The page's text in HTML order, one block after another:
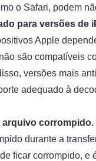
o Safari, podem
para versões de
Apple
são compatíveis
versões mais
adequado à
arquivo corrompido.
durante a
ficar corrompido, e